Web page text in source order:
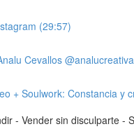
(29:57)
Cevallos
+ Soulwork: Constancia y
- Vender sin disculparte -